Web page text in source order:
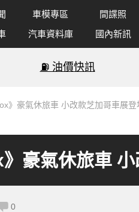
車模專區 間諜照
汽車資料庫 國內新訊
⛽️ 油價快訊
》豪氣休旅車 小改款芝加哥車展登
豪氣休旅車
0